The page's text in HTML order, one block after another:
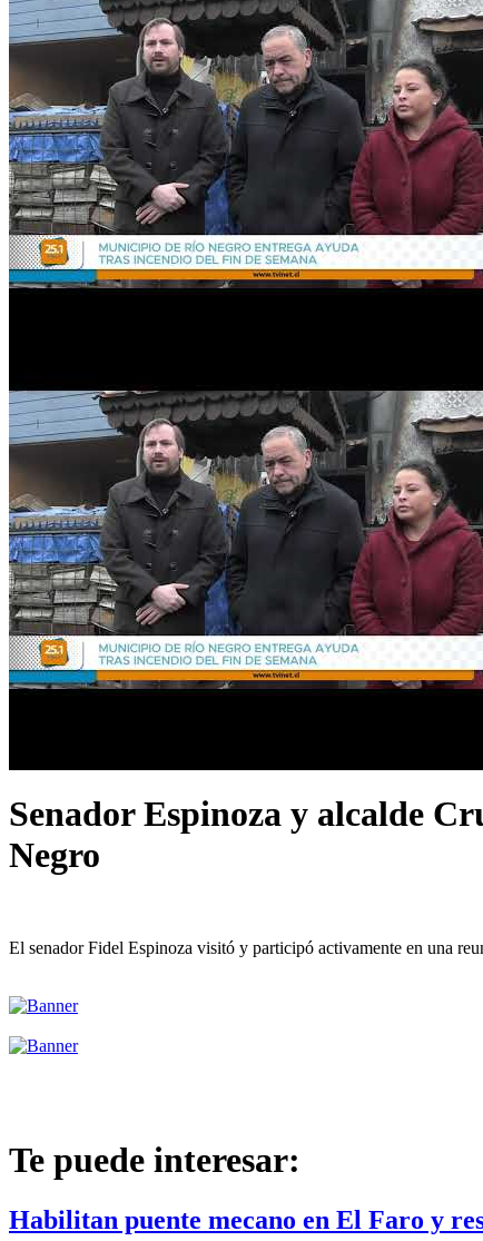
Senador Espinoza y alcalde
Negro
El senador Fidel Espinoza visitó y participó activamente en una
Te puede interesar:
Habilitan puente mecano en El Faro y